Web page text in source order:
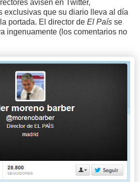
avisen en Twitter,
exclusivas que su diario lleva al día
portada. El director de El País se
ingenuamente (los comentarios no